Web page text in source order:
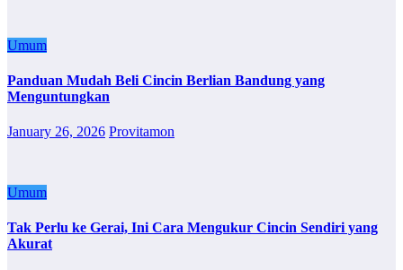
Umum
Panduan Mudah Beli Cincin Berlian Bandung yang
Menguntungkan
January 26, 2026 Provitamon
Umum
Tak Perlu ke Gerai, Ini Cara Mengukur Cincin Sendiri yang
Akurat